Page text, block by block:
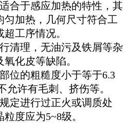
合于感应加热的特性，其
匀加热，几何尺寸符合工
工序情况。
清理，无油污及铁屑等杂
化皮等缺陷。
的粗糙度小于等于6.3
允许有毛刺、挤伤等。
定进行过正火或调质处
度应为5~8级。